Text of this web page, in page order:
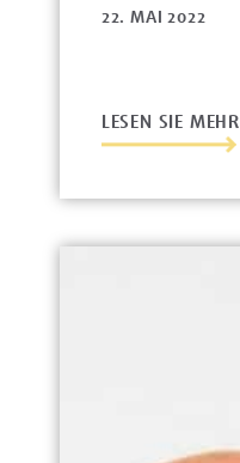
22. MAI 2022
LESEN SIE MEHR